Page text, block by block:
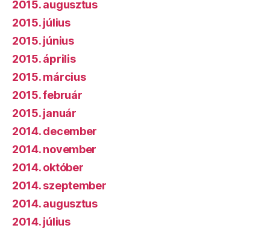
2015. augusztus
2015. július
2015. június
2015. április
2015. március
2015. február
2015. január
2014. december
2014. november
2014. október
2014. szeptember
2014. augusztus
2014. július